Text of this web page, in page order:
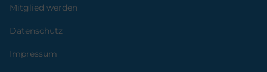
Mitglied werden
Datenschutz
Impressum